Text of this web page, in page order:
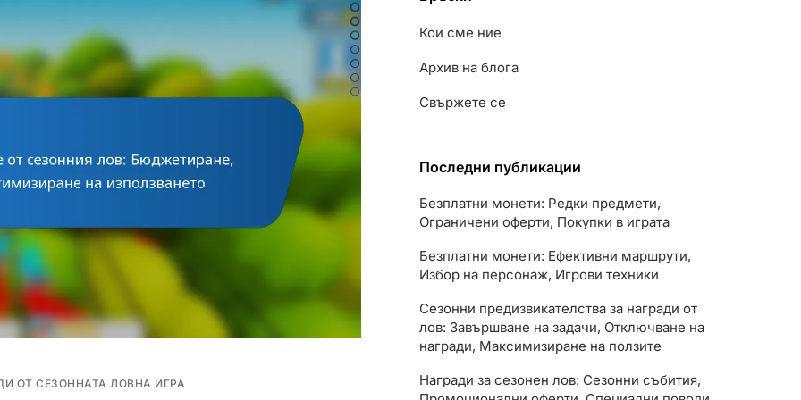
ОТ СЕЗОННАТА ЛОВНА ИГРА
Кои сме ние
Архив на блога
Свържете се
Последни публикации
Безплатни монети: Редки предмети,
Ограничени оферти, Покупки в играта
Безплатни монети: Ефективни маршрути,
Избор на персонаж, Игрови техники
Сезонни предизвикателства за награди от
лов: Завършване на задачи, Отключване на
награди, Максимизиране на ползите
Награди за сезонен лов: Сезонни събития,